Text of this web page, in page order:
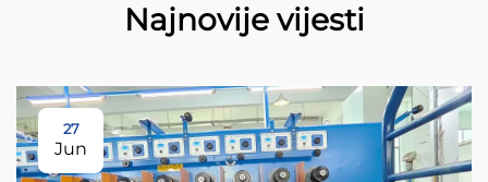
Najnovije vijesti
27
Jun